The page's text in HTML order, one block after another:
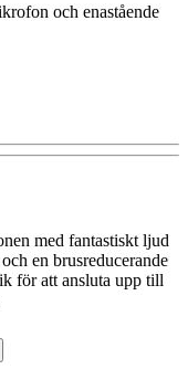
och enastående
med fantastiskt ljud
en brusreducerande
för att ansluta upp till